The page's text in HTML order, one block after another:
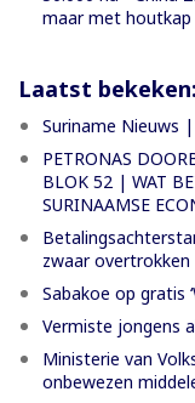
maar met houtkap
Laatst bekeken:
Suriname Nieuws
PETRONAS
BLOK 52 | WAT
SURINAAMSE
zwaar overtrokken
Sabakoe op gratis
Vermiste jongens
Ministerie van
onbewezen